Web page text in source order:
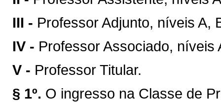
III - Professor Adjunto, níveis A,
IV - Professor Associado, níveis
V - Professor Titular.
§ 1º. O ingresso na Classe de